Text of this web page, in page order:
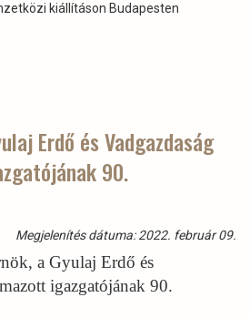
kiállításon Budapesten
Erdő és Vadgazdaság
90.
Megjelenítés dátuma: 2022. február 09.
a Gyulaj Erdő és
igazgatójának 90.